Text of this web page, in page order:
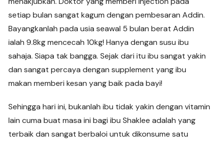
setiap bulan sangat kagum dengan pembesaran Addin.
Bayangkanlah pada usia seawal 5 bulan berat Addin
ialah 9.8kg mencecah 10kg! Hanya dengan susu ibu
sahaja. Siapa tak bangga. Sejak dari itu ibu sangat yakin
dan sangat percaya dengan supplement yang ibu
makan memberi kesan yang baik pada bayi!
Sehingga hari ini, bukanlah ibu tidak yakin dengan vitamin
lain cuma buat masa ini bagi ibu Shaklee adalah yang
terbaik dan sangat berbaloi untuk dikonsume satu